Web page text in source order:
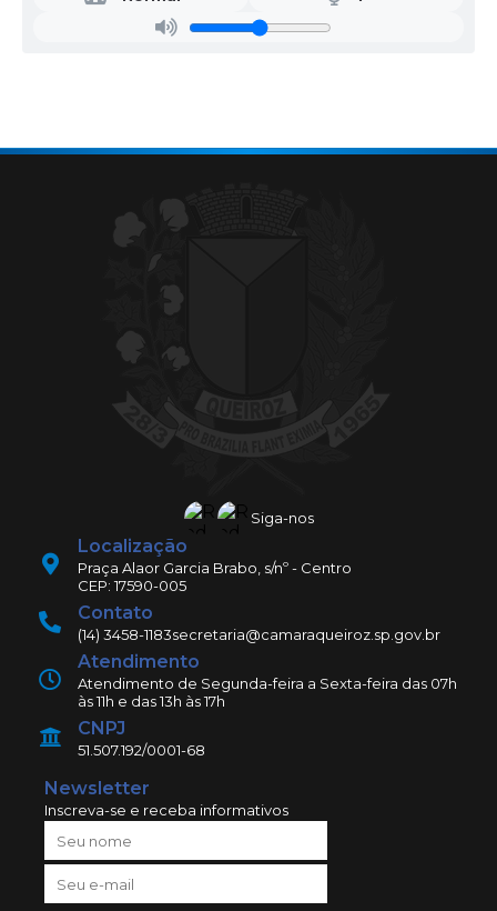
Siga-nos
Localização
Praça Alaor Garcia Brabo, s/nº - Centro
CEP: 17590-005
Contato
(14) 3458-1183secretaria@camaraqueiroz.sp.gov.br
Atendimento
Atendimento de Segunda-feira a Sexta-feira das 07h
às 11h e das 13h às 17h
CNPJ
51.507.192/0001-68
Newsletter
Inscreva-se e receba informativos